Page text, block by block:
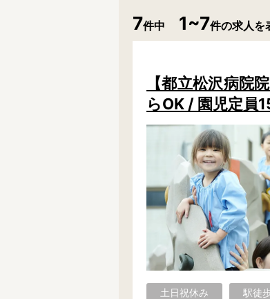
7件中 1~7件の求人を
【都立松沢病院
らOK / 園児定員
土日祝休み
駅徒
認可外保育
土日祝休み
15時までの
週3日以内
書類対応な
初心者歓迎
マイカー通
単発保育士